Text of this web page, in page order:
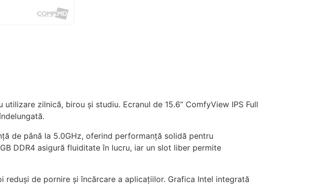
zilnică, birou și studiu. Ecranul de 15.6” ComfyView IPS Full
de până la 5.0GHz, oferind performanță solidă pentru
DDR4 asigură fluiditate în lucru, iar un slot liber permite
reduși de pornire și încărcare a aplicațiilor. Grafica Intel integrată